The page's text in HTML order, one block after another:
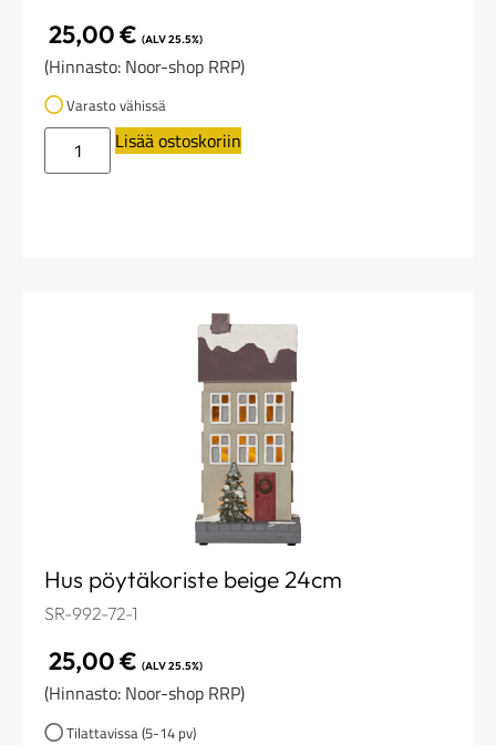
25,00€ (ALV 25.5%)
(Hinnasto: Noor-shop RRP)
Varasto vähissä
Lisää ostoskoriin
Hus pöytäkoriste beige 24cm
SR-992-72-1
25,00€ (ALV 25.5%)
(Hinnasto: Noor-shop RRP)
Tilattavissa (5-14 pv)